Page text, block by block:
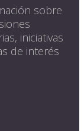
sobre
iniciativas
de interés